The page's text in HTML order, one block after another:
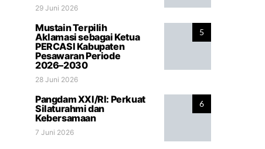
29 Juni 2026
5
Mustain Terpilih
Aklamasi sebagai Ketua
PERCASI Kabupaten
Pesawaran Periode
2026–2030
28 Juni 2026
6
Pangdam XXI/RI: Perkuat
Silaturahmi dan
Kebersamaan
7 Juni 2026